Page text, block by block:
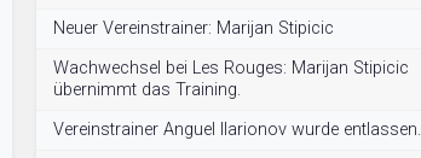
Neuer Vereinstrainer: Marijan Stipicic
Wachwechsel bei Les Rouges: Marijan Stipicic
übernimmt das Training.
Vereinstrainer Anguel Ilarionov wurde entlassen.